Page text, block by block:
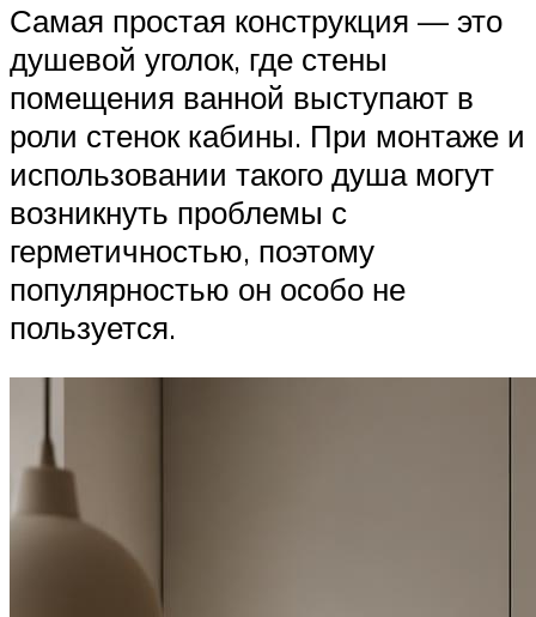
Самая простая конструкция — это
душевой уголок, где стены
помещения ванной выступают в
роли стенок кабины. При монтаже и
использовании такого душа могут
возникнуть проблемы с
герметичностью, поэтому
популярностью он особо не
пользуется.